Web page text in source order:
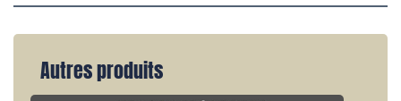
Autres produits